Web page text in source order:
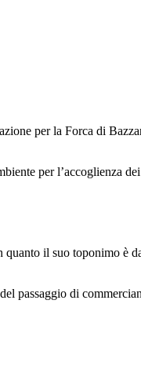
per la Forca di
per l’accoglienza
il suo toponimo è
passaggio di